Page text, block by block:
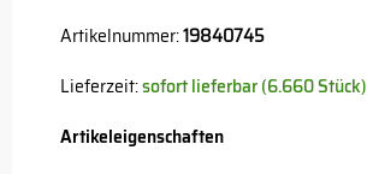
Artikelnummer:19840745
Lieferzeit:sofort lieferbar (6.660 Stück)
Artikeleigenschaften